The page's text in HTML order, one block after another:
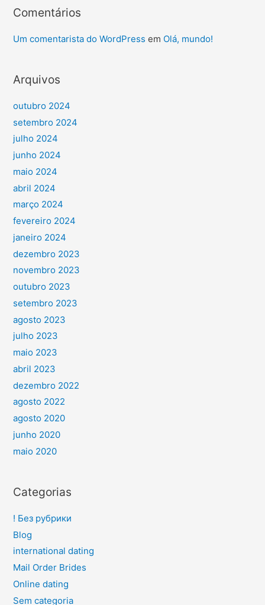
Comentários
Um comentarista do WordPress em Olá, mundo!
Arquivos
outubro 2024
setembro 2024
julho 2024
junho 2024
maio 2024
abril 2024
março 2024
fevereiro 2024
janeiro 2024
dezembro 2023
novembro 2023
outubro 2023
setembro 2023
agosto 2023
julho 2023
maio 2023
abril 2023
dezembro 2022
agosto 2022
agosto 2020
junho 2020
maio 2020
Categorias
! Без рубрики
Blog
international dating
Mail Order Brides
Online dating
Sem categoria